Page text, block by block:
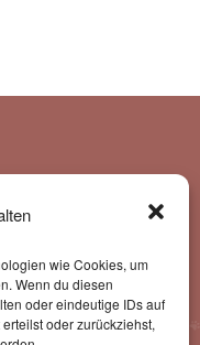
wie Cookies, um
Wenn du diesen
oder eindeutige IDs auf
oder zurückziehst,